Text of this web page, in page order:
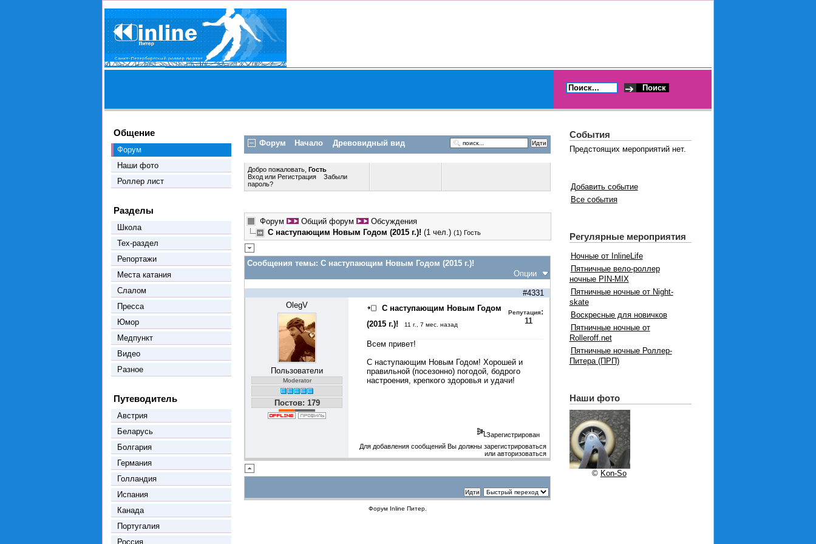
Общение
Форум
Наши фото
Роллер лист
Разделы
Школа
Тех-раздел
Репортажи
Места катания
Слалом
Пресса
Юмор
Медпункт
Видео
Разное
Путеводитель
Австрия
Беларусь
Болгария
Германия
Голландия
Испания
Канада
Португалия
Россия
Форум Начало Древовидный вид
Добро пожаловать, Гость
Вход или Регистрация
Забыли
пароль?
Форум Общий форум
Обсуждения
С наступающим Новым Годом (2015 г.)! (1 чел.) (1) Гость
Сообщения темы: С наступающим Новым Годом (2015 г.)!
Опции
#4331
OlegV
Пользователи
Moderator
Постов: 179
С наступающим Новым Годом
(2015 г.)!
11 г., 7 мес. назад
Репутация:
11
Всем привет!
С наступающим Новым Годом! Хорошей и
правильной (посезонно) погодой, бодрого
настроения, крепкого здоровья и удачи!
Зарегистрирован
Для добавления сообщений Вы должны зарегистрироваться
или авторизоваться
Форум Inline Питер.
События
Предстоящих мероприятий нет.
Добавить событие
Все события
Регулярные мероприятия
Ночные от InlineLife
Пятничные вело-роллер
ночные PIN-MIX
Пятничные ночные от Night-
skate
Воскресные для новичков
Пятничные ночные от
Rolleroff.net
Пятничные ночные Роллер-
Питера (ПРП)
Наши фото
© Kon-So